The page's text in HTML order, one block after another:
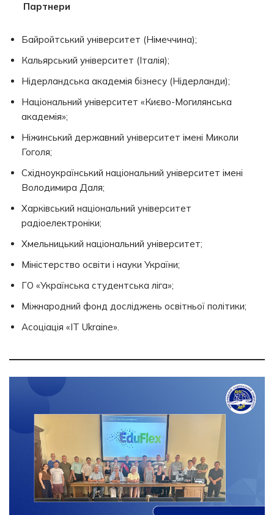
Партнери
Байройтський університет (Німеччина);
Кальярський університет (Італія);
Нідерландська академія бізнесу (Нідерланди);
Національний університет «Києво-Могилянська
академія»;
Ніжинський державний університет імені Миколи
Гоголя;
Східноукраїнський національний університет імені
Володимира Даля;
Харківський національний університет
радіоелектроніки;
Хмельницький національний університет;
Міністерство освіти і науки України;
ГО «Українська студентська ліга»;
Міжнародний фонд досліджень освітньої політики;
Асоціація «IT Ukraine».